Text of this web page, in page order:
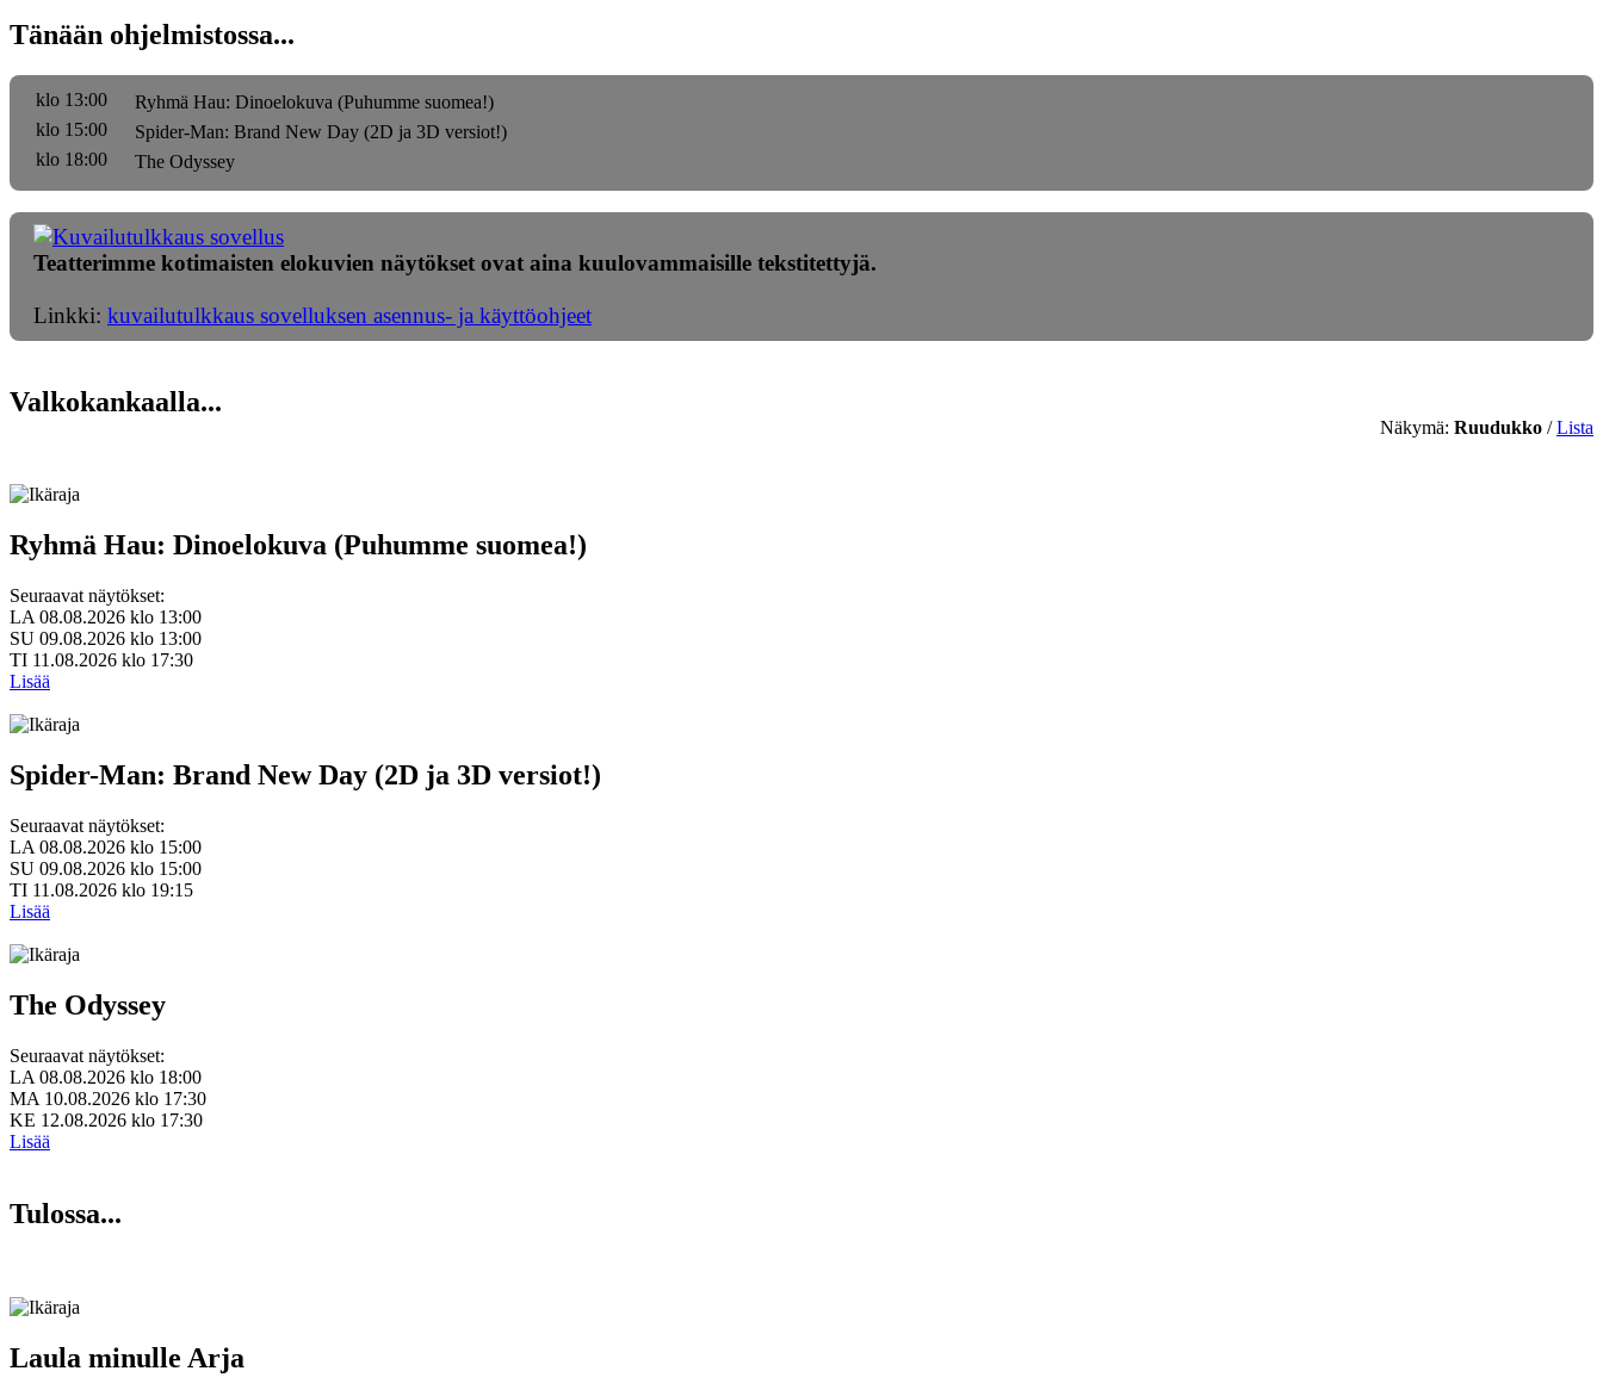
Tänään ohjelmistossa...
klo 13:00
Ryhmä Hau: Dinoelokuva (Puhumme suomea!)
klo 15:00
Spider-Man: Brand New Day (2D ja 3D versiot!)
klo 18:00
The Odyssey
Teatterimme kotimaisten elokuvien näytökset ovat aina kuulovammaisille tekstitettyjä.
Linkki: kuvailutulkkaus sovelluksen asennus- ja käyttöohjeet
Valkokankaalla...
Näkymä: Ruudukko /Lista
Ryhmä Hau: Dinoelokuva (Puhumme suomea!)
Seuraavat näytökset:
LA 08.08.2026 klo 13:00
SU 09.08.2026 klo 13:00
TI 11.08.2026 klo 17:30
Lisää
Spider-Man: Brand New Day (2D ja 3D versiot!)
Seuraavat näytökset:
LA 08.08.2026 klo 15:00
SU 09.08.2026 klo 15:00
TI 11.08.2026 klo 19:15
Lisää
The Odyssey
Seuraavat näytökset:
LA 08.08.2026 klo 18:00
MA 10.08.2026 klo 17:30
KE 12.08.2026 klo 17:30
Lisää
Tulossa...
Laula minulle Arja